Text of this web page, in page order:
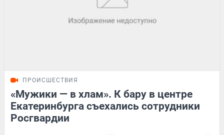
ПРОИСШЕСТВИЯ
«Мужики — в хлам». К бару в центре
Екатеринбурга съехались сотрудники
Росгвардии